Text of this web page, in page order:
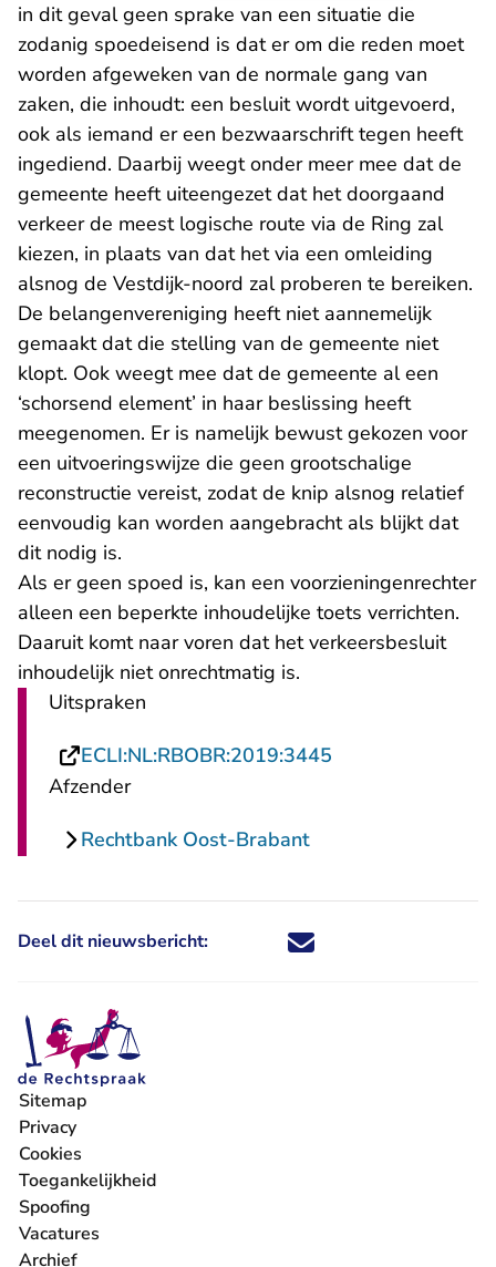
in dit geval geen sprake van een situatie die
zodanig spoedeisend is dat er om die reden moet
worden afgeweken van de normale gang van
zaken, die inhoudt: een besluit wordt uitgevoerd,
ook als iemand er een bezwaarschrift tegen heeft
ingediend. Daarbij weegt onder meer mee dat de
gemeente heeft uiteengezet dat het doorgaand
verkeer de meest logische route via de Ring zal
kiezen, in plaats van dat het via een omleiding
alsnog de Vestdijk-noord zal proberen te bereiken.
De belangenvereniging heeft niet aannemelijk
gemaakt dat die stelling van de gemeente niet
klopt. Ook weegt mee dat de gemeente al een
‘schorsend element’ in haar beslissing heeft
meegenomen. Er is namelijk bewust gekozen voor
een uitvoeringswijze die geen grootschalige
reconstructie vereist, zodat de knip alsnog relatief
eenvoudig kan worden aangebracht als blijkt dat
dit nodig is.
Als er geen spoed is, kan een voorzieningenrechter
alleen een beperkte inhoudelijke toets verrichten.
Daaruit komt naar voren dat het verkeersbesluit
inhoudelijk niet onrechtmatig is.
Uitspraken
ECLI:NL:RBOBR:2019:3445
Afzender
Rechtbank Oost-Brabant
Deel dit nieuwsbericht: Deel dit nieuwsbericht via X -
Deel dit nieuwsbericht via
Deel dit nieuwsbericht
Deel dit
Sitemap
Privacy
Cookies
Toegankelijkheid
Spoofing
Vacatures
- U verlaat Rechtspraak.nl
Archief